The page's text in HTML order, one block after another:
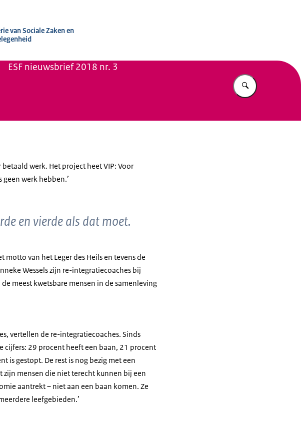
van Sociale Zaken en
ESF nieuwsbrief 2018 nr. 3
Vul in wat u
werk. Het project heet VIP: Voor
geen werk hebben.’
en vierde als dat moet.
van het Leger des Heils en tevens de
Wessels zijn re-integratiecoaches bij
meest kwetsbare mensen in de samenleving
vertellen de re-integratiecoaches. Sinds
cijfers: 29 procent heeft een baan, 21 procent
gestopt. De rest is nog bezig met een
zijn mensen die niet terecht kunnen bij een
aantrekt – niet aan een baan komen. Ze
leefgebieden.’